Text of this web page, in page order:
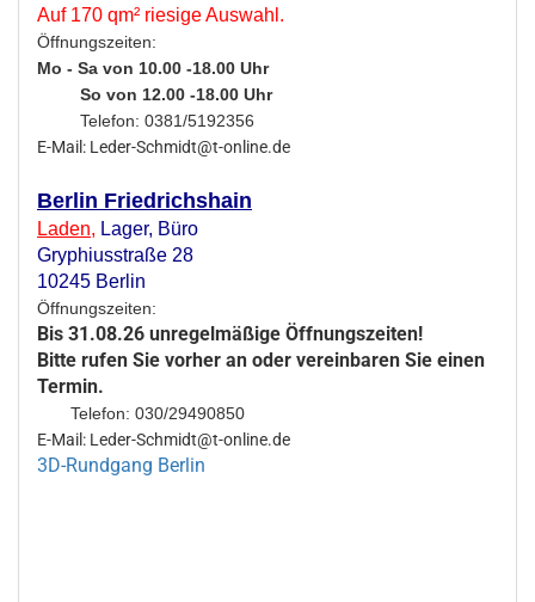
Auf 170 qm² riesige Auswahl.
Öffnungszeiten:
Mo - Sa von 10.00 -18.00 Uhr
So von 12.00 -18.00 Uhr
Telefon: 0381/5192356
E-Mail: Leder-Schmidt@t-online.de
Berlin Friedrichshain
Laden, Lager, Büro
Gryphiusstraße 28
10245 Berlin
Öffnungszeiten:
Bis 31.08.26 unregelmäßige Öffnungszeiten!
Bitte rufen Sie vorher an oder vereinbaren Sie einen
Termin.
Telefon: 030/29490850
E-Mail: Leder-Schmidt@t-online.de
3D-Rundgang Berlin